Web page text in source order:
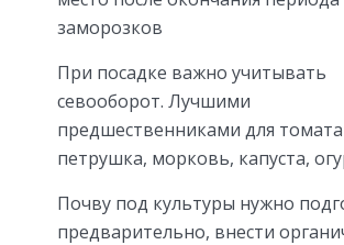
заморозков
При посадке важно учитывать
севооборот. Лучшими
предшественниками для
петрушка, морковь, капуста,
Почву под культуры нужно
предварительно, внести